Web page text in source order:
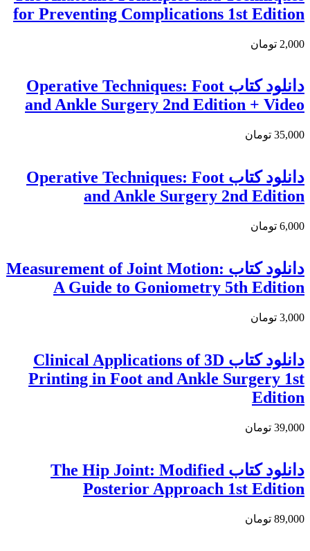
for Preventing Complications 1st Edition
2,000 تومان
دانلود کتاب Operative Techniques: Foot
and Ankle Surgery 2nd Edition + Video
35,000 تومان
دانلود کتاب Operative Techniques: Foot
and Ankle Surgery 2nd Edition
6,000 تومان
دانلود كتاب Measurement of Joint Motion:
A Guide to Goniometry 5th Edition
3,000 تومان
دانلود کتاب Clinical Applications of 3D
Printing in Foot and Ankle Surgery 1st
Edition
39,000 تومان
دانلود کتاب The Hip Joint: Modified
Posterior Approach 1st Edition
89,000 تومان